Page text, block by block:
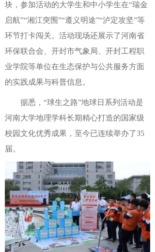
块，参加活动的大学生和中小学生在“瑞金
启航”“湘江突围”“遵义明途”“泸定攻坚”等
环节打卡闯关。活动现场还展示了河南省
环保联合会、开封市气象局、开封工程职
业学院等单位在生态保护与公共服务方面
的实践成果与科普信息。
据悉，“球生之路”地球日系列活动是
河南大学地理学科长期精心打造的国家级
校园文化优秀成果，至今已连续举办了35
届。